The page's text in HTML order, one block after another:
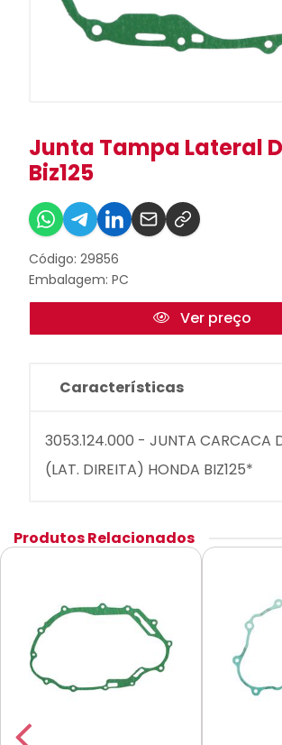
Junta Tampa Lateral
Biz125
Código: 29856
Embalagem: PC
Ver preço
Características
3053.124.000 - JUNTA CARCACA
(LAT. DIREITA) HONDA BIZ125*
Produtos Relacionados